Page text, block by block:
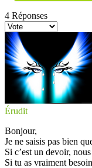
4 Réponses
Érudit
Bonjour,
Je ne saisis pas bien
Si c’est un devoir,
Si tu as vraiment